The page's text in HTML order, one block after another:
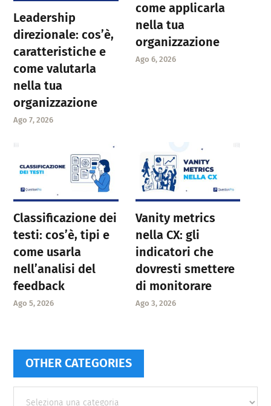
Leadership
direzionale: cos’è,
caratteristiche e
come valutarla
nella tua
organizzazione
Ago 7, 2026
come applicarla
nella tua
organizzazione
Ago 6, 2026
Classificazione dei
testi: cos’è, tipi e
come usarla
nell’analisi del
feedback
Ago 5, 2026
Vanity metrics
nella CX: gli
indicatori che
dovresti smettere
di monitorare
Ago 3, 2026
OTHER CATEGORIES